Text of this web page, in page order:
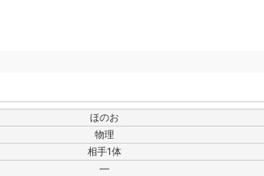
ほのお
物理
相手1体
—